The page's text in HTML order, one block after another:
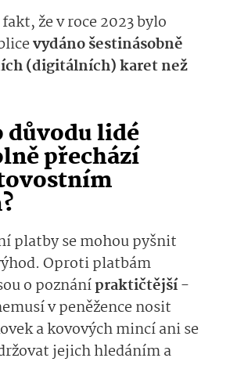
že v roce 2023 bylo
vydáno šestinásobně
(digitálních) karet než
důvodu lidé
přechází
platby se mohou pyšnit
Oproti platbám
o poznánípraktičtější-
v peněžence nosit
a kovových mincí ani se
jejich hledáním a